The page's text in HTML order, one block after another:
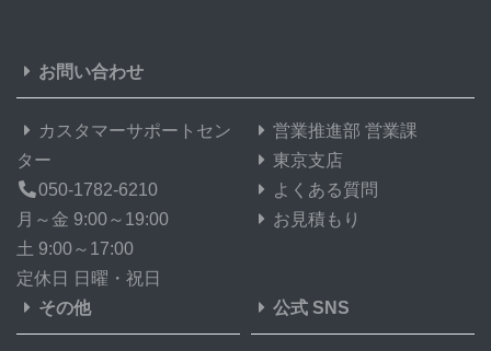
お問い合わせ
カスタマーサポートセン
ター
050-1782-6210
月～金 9:00～19:00
土 9:00～17:00
定休日 日曜・祝日
営業推進部 営業課
東京支店
よくある質問
お見積もり
その他 公式 SNS